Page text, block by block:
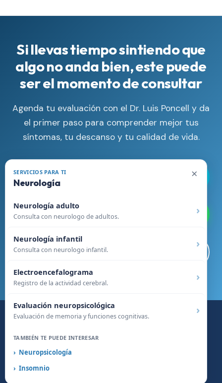
Si llevas tiempo sintiendo que
algo no anda bien, este puede
ser el momento de consultar
Agenda tu evaluación con el Dr. Luis Poncell y da
el primer paso para comprender mejor tus
síntomas, tu descanso y tu calidad de vida.
WhatsApp
Visitar Sitio Web
del Sueño
Privacidad
SERVICIOS PARA TI
Neurología
×
Neurología adulto
Consulta con neurologo de adultos.
Neurología infantil
Consulta con neurologo infantil.
Electroencefalograma
Registro de la actividad cerebral.
Evaluación neuropsicológica
Evaluación de memoria y funciones cognitivas.
TAMBIÉN TE PUEDE INTERESAR
Neuropsicología
Insomnio